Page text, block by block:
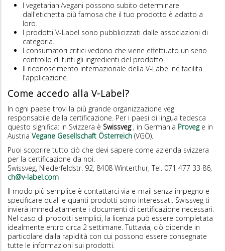
I vegetariani/vegani possono subito determinare
dall'etichetta più famosa che il tuo prodotto è adatto a
loro.
I prodotti V-Label sono pubblicizzati dalle associazioni di
categoria.
I consumatori critici vedono che viene effettuato un serio
controllo di tutti gli ingredienti del prodotto.
Il riconoscimento internazionale della V-Label ne facilita
l'applicazione.
Come accedo alla V-Label?
In ogni paese trovi la più grande organizzazione veg
responsabile della certificazione. Per i paesi di lingua tedesca
questo significa: in Svizzera è Swissveg , in Germania Provege in
Austria Vegane Gesellschaft Österreich (VGÖ).
Puoi scoprire tutto ciò che devi sapere come azienda svizzera
per la certificazione da noi:
Swissveg, Niederfeldstr. 92, 8408 Winterthur, Tel. 071 477 33 86,
ch@v-label.com
Il modo più semplice è contattarci via e-mail senza impegno e
specificare quali e quanti prodotti sono interessati. Swissveg ti
invierà immediatamente i documenti di certificazione necessari.
Nel caso di prodotti semplici, la licenza può essere completata
idealmente entro circa 2 settimane. Tuttavia, ciò dipende in
particolare dalla rapidità con cui possono essere consegnate
tutte le informazioni sui prodotti.